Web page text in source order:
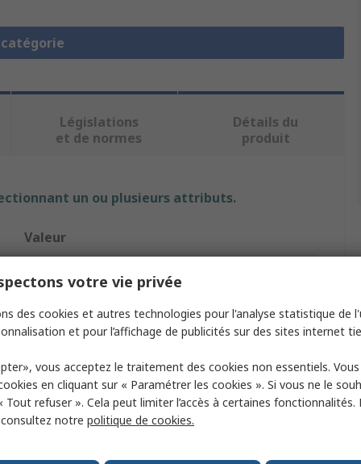
Législations
et de normes
Détails du
produit
un ou plusieurs attributs.
Valeur
Safety Harness
140kg
Yes
votre vie privée
des cookies et autres technologies pour l'analyse statistique de
et pour l’affichage de publicités sur des sites internet
vous acceptez le traitement des cookies non essentiels.
en cliquant sur « Paramétrer les cookies ». Si vous ne le
Tout refuser ». Cela peut limiter l’accès à certaines fonctionnalités.
notre politique de cookies.